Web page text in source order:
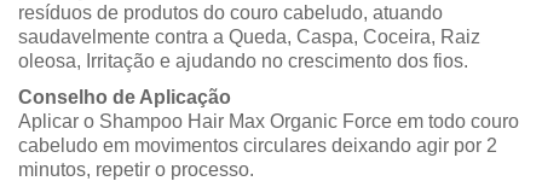
resíduos de produtos do couro cabeludo, atuando
saudavelmente contra a Queda, Caspa, Coceira, Raiz
oleosa, Irritação e ajudando no crescimento dos fios.
Conselho de Aplicação
Aplicar o Shampoo Hair Max Organic Force em todo couro
cabeludo em movimentos circulares deixando agir por 2
minutos, repetir o processo.